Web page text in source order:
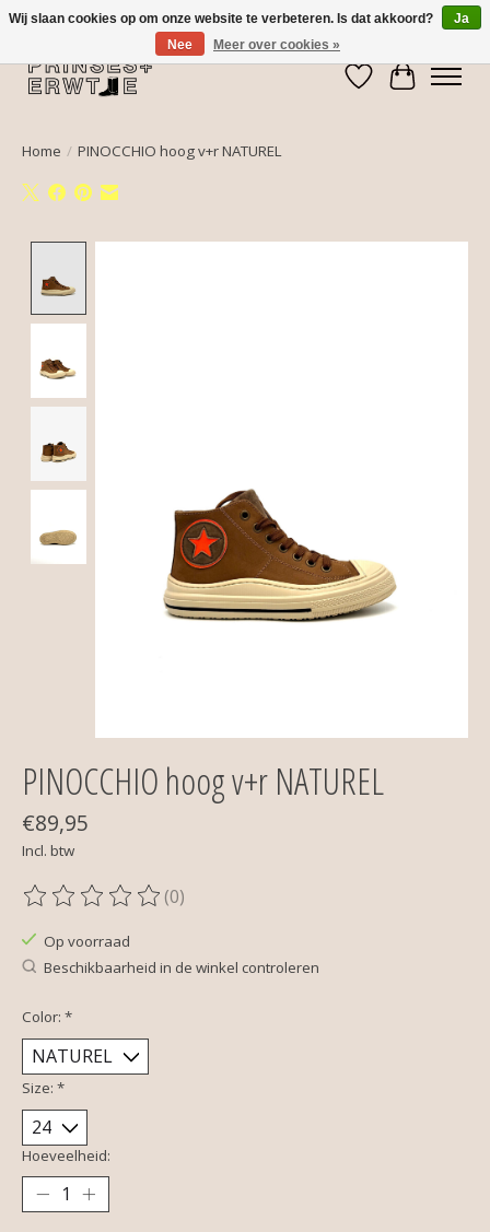
Verlanglijst
Home / PINOCCHIO hoog v+r NATUREL
PINOCCHIO hoog v+r NATUREL
€89,95
Incl. btw
De beoordeling van dit product is
(0)
Op voorraad
Beschikbaarheid in de winkel controleren
Color: *
Size: *
Hoeveelheid:
Wij slaan cookies op om onze website te verbeteren. Is dat akkoord?
Ja
Nee
Meer over cookies »